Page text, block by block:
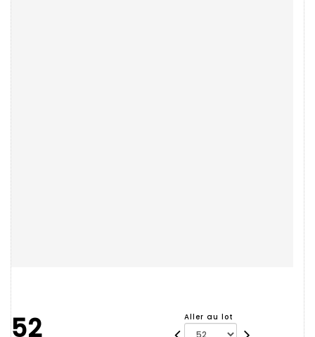
52 Aller au lot